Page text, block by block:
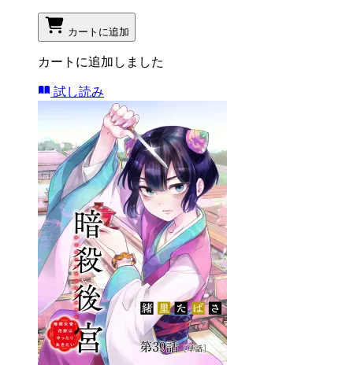
カートに追加
カートに追加しました
試し読み